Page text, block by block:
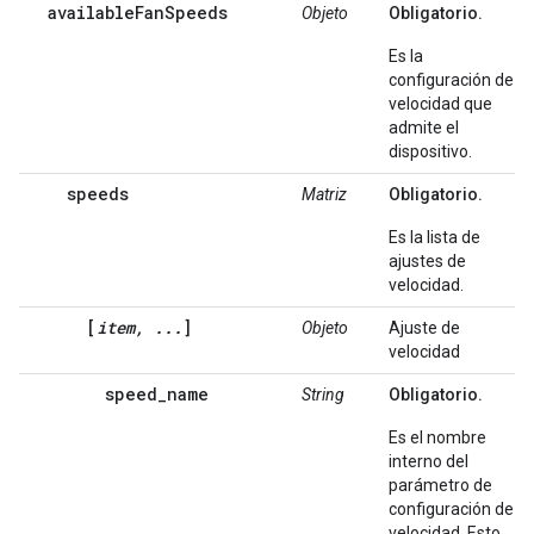
availableFanSpeeds Objeto Obligatorio.
Es la
configuración de
velocidad que
admite el
dispositivo.
speeds Matriz Obligatorio.
Es la lista de
ajustes de
velocidad.
[ item, ... ] Objeto
Ajuste de
velocidad
speed_name String Obligatorio.
Es el nombre
interno del
parámetro de
configuración de